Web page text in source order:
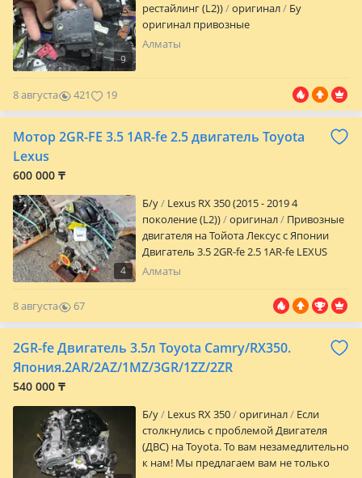
9
рестайлинг (L2))
оригинал
Бу
оригинал привозные
Алматы
8 августа 421 19
Мотор 2GR-FE 3.5 1AR-fe 2.5 двигатель Toyota
Lexus
600 000 ₸
4
Б/y
Lexus RX 350 (2015 - 2019 4
поколение (L2))
оригинал
Привозные
двигателя на Тойота Лексус с Японии
Двигатель 3.5 2GR-fe 2.5 1AR-fe LEXUS
ES350 XV40 2006-2012 ES350 XV60 2012-
2008-2015 TOYOTA SIENNA XL20 2006-2009
SIENNA XL30 2010-2019 CAMRY XV40-45
2009-2011 CAMRY XV50-55 2011-2017
CAMRY XV70 — 75 HIGHLANDER XU40
2007-2013 VENZA GV10 2008-2016 RAV 4
2005-2012 Alphard Estima Коробка
передач автомат АКПП редуктор
раздатка вариатор мотор U660e U760e
на Toyota и Lexus
Алматы
8 августа
67
0
2GR-fe Двигатель 3.5л Toyota Camry/RX350.
Япония.2AR/2AZ/1MZ/3GR/1ZZ/2ZR
540 000 ₸
Б/y Lexus RX 350 оригинал
Если
столкнулись с проблемой Двигателя
(ДВС) на Toyota. То вам незамедлительно
к нам! Мы предлагаем вам не только